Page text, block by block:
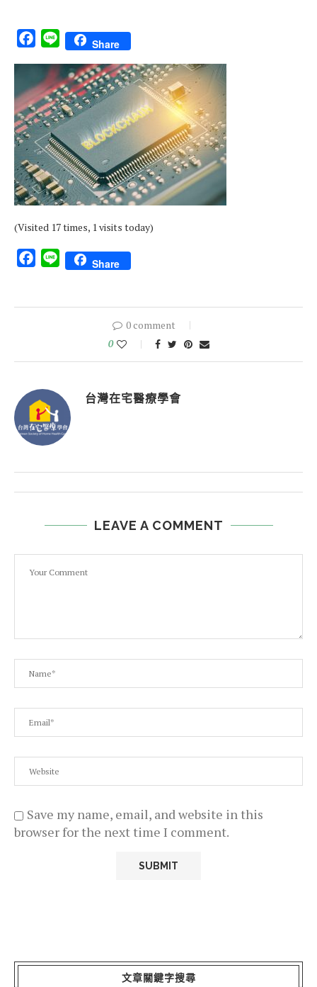
Facebook
Line Share
(Visited 17 times, 1 visits today)
Facebook
Line Share
0 comment
0
台灣在宅醫療學會
LEAVE A COMMENT
Save my name, email, and website in this
browser for the next time I comment.
文章關鍵字搜尋